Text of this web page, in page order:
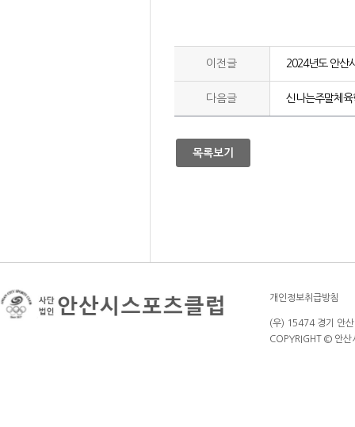
이전글 2024년도 안산
다음글 신나는주말체
목록보기
개인정보취급방침
(우) 15474 경기 안
COPYRIGHT © 안